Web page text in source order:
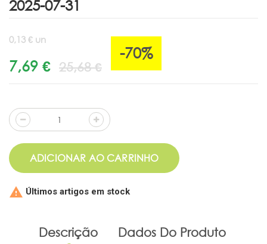
0,13 € un
7,69 € 25,68 €
-70%
ADICIONAR AO CARRINHO
 Últimos artigos em stock
Descrição Dados Do Produto